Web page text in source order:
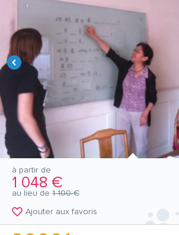
à partir de
1 048 €
au lieu de 1 100 €
Ajouter aux favoris